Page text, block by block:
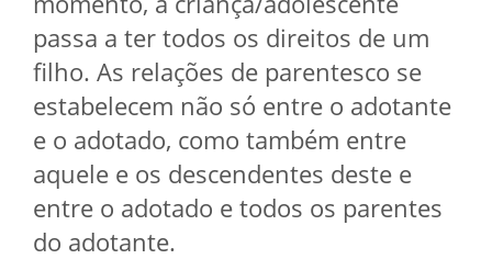
passa a ter todos os direitos de um
filho. As relações de parentesco se
estabelecem não só entre o adotante
e o adotado, como também entre
aquele e os descendentes deste e
entre o adotado e todos os parentes
do adotante.